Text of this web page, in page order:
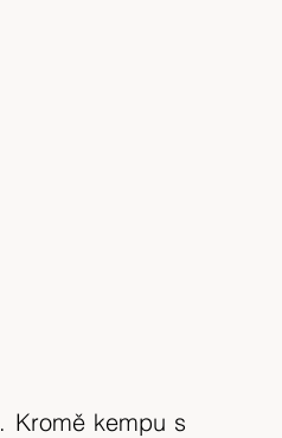
Kromě kempu s